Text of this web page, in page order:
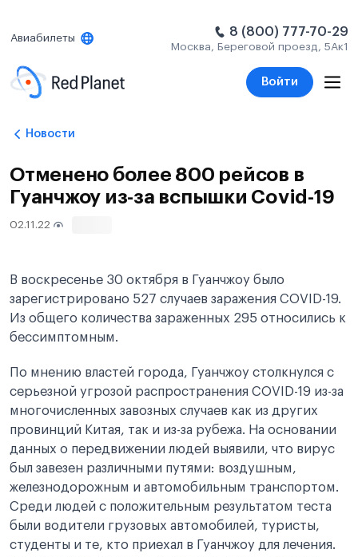
Авиабилеты 8 (800) 777-70-29
Москва, Береговой проезд, 5Ак1
Войти
Новости
Отменено более 800 рейсов в
Гуанчжоу из-за вспышки Covid-19
02.11.22
В воскресенье 30 октября в Гуанчжоу было
зарегистрировано 527 случаев заражения COVID-19.
Из общего количества зараженных 295 относились к
бессимптомным.
По мнению властей города, Гуанчжоу столкнулся с
серьезной угрозой распространения COVID-19 из-за
многочисленных завозных случаев как из других
провинций Китая, так и из-за рубежа. На основании
данных о передвижении людей выявили, что вирус
был завезен различными путями: воздушным,
железнодорожным и автомобильным транспортом.
Среди людей с положительным результатом теста
были водители грузовых автомобилей, туристы,
студенты и те, кто приехал в Гуанчжоу для лечения.